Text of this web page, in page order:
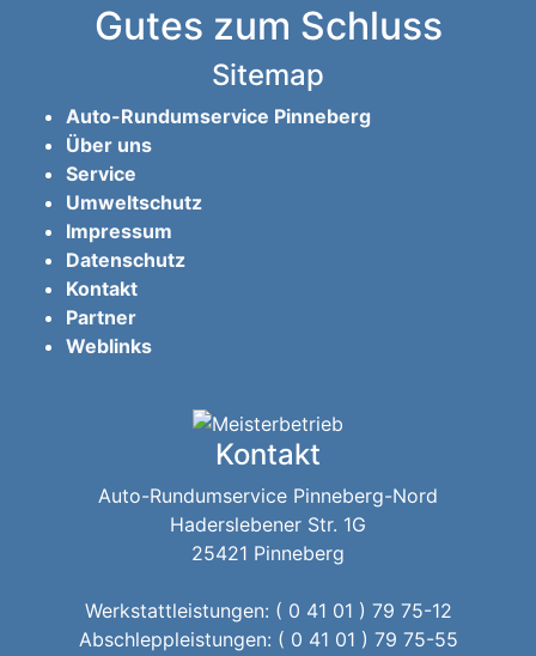
Gutes zum Schluss
Sitemap
Auto-Rundumservice Pinneberg
Über uns
Service
Umweltschutz
Impressum
Datenschutz
Kontakt
Partner
Weblinks
Kontakt
Auto-Rundumservice Pinneberg-Nord
Haderslebener Str. 1G
25421 Pinneberg
Werkstattleistungen: ( 0 41 01 ) 79 75-12
Abschleppleistungen: ( 0 41 01 ) 79 75-55